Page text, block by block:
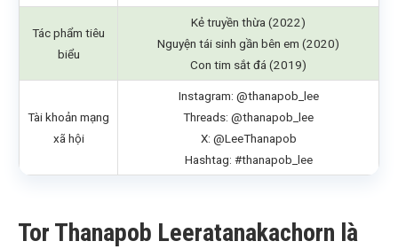
Tác phẩm tiêu
biểu
Kẻ truyền thừa (2022)
Nguyện tái sinh gần bên em (2020)
Con tim sắt đá (2019)
Tài khoản mạng
xã hội
Instagram: @thanapob_lee
Threads: @thanapob_lee
X: @LeeThanapob
Hashtag: #thanapob_lee
Tor Thanapob Leeratanakachorn là